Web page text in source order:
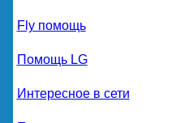
Fly помощь
Помощь LG
Интересное в сети